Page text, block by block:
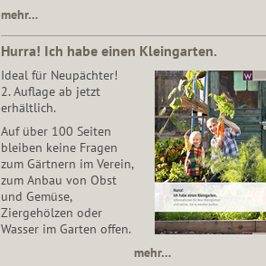
mehr…
Hurra! Ich habe einen Kleingarten.
Ideal für Neupächter!
2. Auflage ab jetzt
erhältlich.
Auf über 100 Seiten
bleiben keine Fragen
zum Gärtnern im Verein,
zum Anbau von Obst
und Gemüse,
Ziergehölzen oder
Wasser im Garten offen.
mehr…